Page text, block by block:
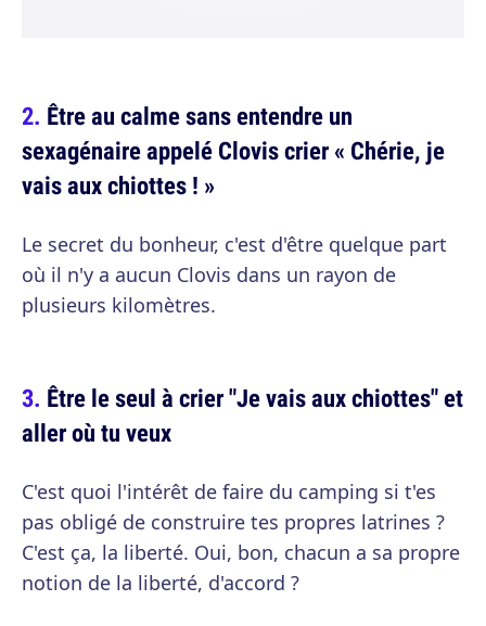
Être au calme sans entendre un
sexagénaire appelé Clovis crier « Chérie, je
vais aux chiottes ! »
Le secret du bonheur, c'est d'être quelque part
où il n'y a aucun Clovis dans un rayon de
plusieurs kilomètres.
Être le seul à crier "Je vais aux chiottes" et
aller où tu veux
C'est quoi l'intérêt de faire du camping si t'es
pas obligé de construire tes propres latrines ?
C'est ça, la liberté. Oui, bon, chacun a sa propre
notion de la liberté, d'accord ?